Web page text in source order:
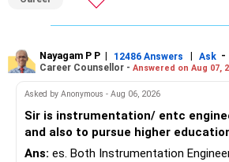
"करियर | पैसा | स्वास्थ्य | रिश्ते" के बारे में अधिक
are advised to seek official written
Maharashtra State CET Cell/DMER
a single recognized board provides
the admission process. All The Best
Future!
Follow RediffGURUS to Know More
Health | Relationships'.
Nayagam P P | 12486 Answers | Ask -
Career Counsellor - Answered on Aug 07,
Asked by Anonymous - Aug 06, 2026
Sir is instrumentation/ entc
and also to pursue higher
Ans: es. Both Instrumentation